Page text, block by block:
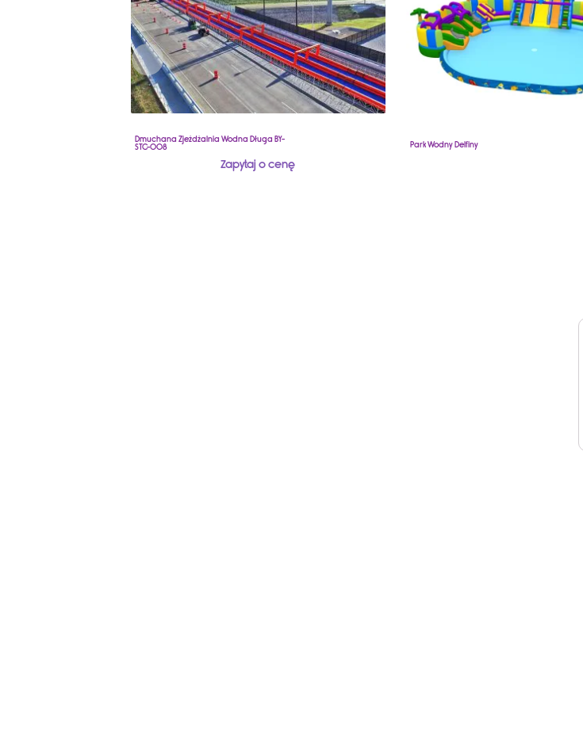
Dmuchana Zjeżdżalnia Wodna Długa BY-
STC-008
Zapytaj o cenę
Park Wodny Delfiny